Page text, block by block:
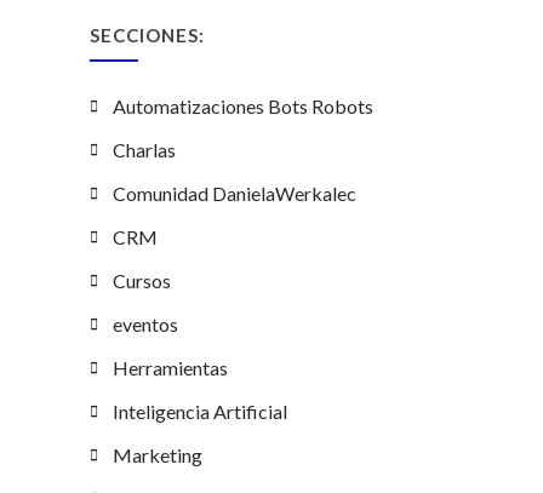
SECCIONES:
Automatizaciones Bots Robots
Charlas
Comunidad DanielaWerkalec
CRM
Cursos
eventos
Herramientas
Inteligencia Artificial
Marketing